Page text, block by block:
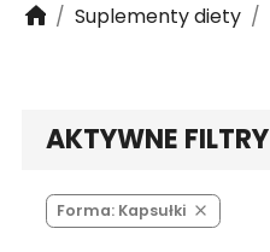
Suplementy diety
AKTYWNE FILTRY
Forma: Kapsułki 